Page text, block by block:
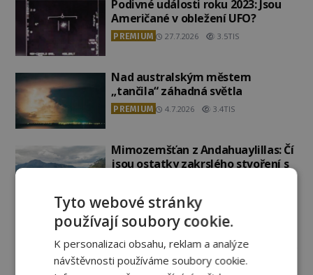
Podivné události roku 2023: Jsou
Američané v obležení UFO?
PREMIUM 27.7.2026 3.5TIS
Nad australským městem
„tančila“ záhadná světla
PREMIUM 4.7.2026 3.4TIS
Mimozemšťan z Andahuaylillas: Čí
jsou ostatky zakrslého stvoření s
PREMIUM 26.6.2026
Záhady historie
Kam zmizely ostatky světců?
Tyto webové stránky
používají soubory cookie.
K personalizaci obsahu, reklam a analýze
návštěvnosti používáme soubory cookie.